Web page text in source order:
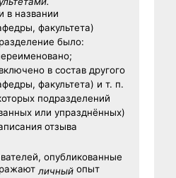
в названии
факультета)
было:
в состав другого
факультета) и т. п.
подразделений
или упразднённых)
отзыва
опубликованные
личный опыт